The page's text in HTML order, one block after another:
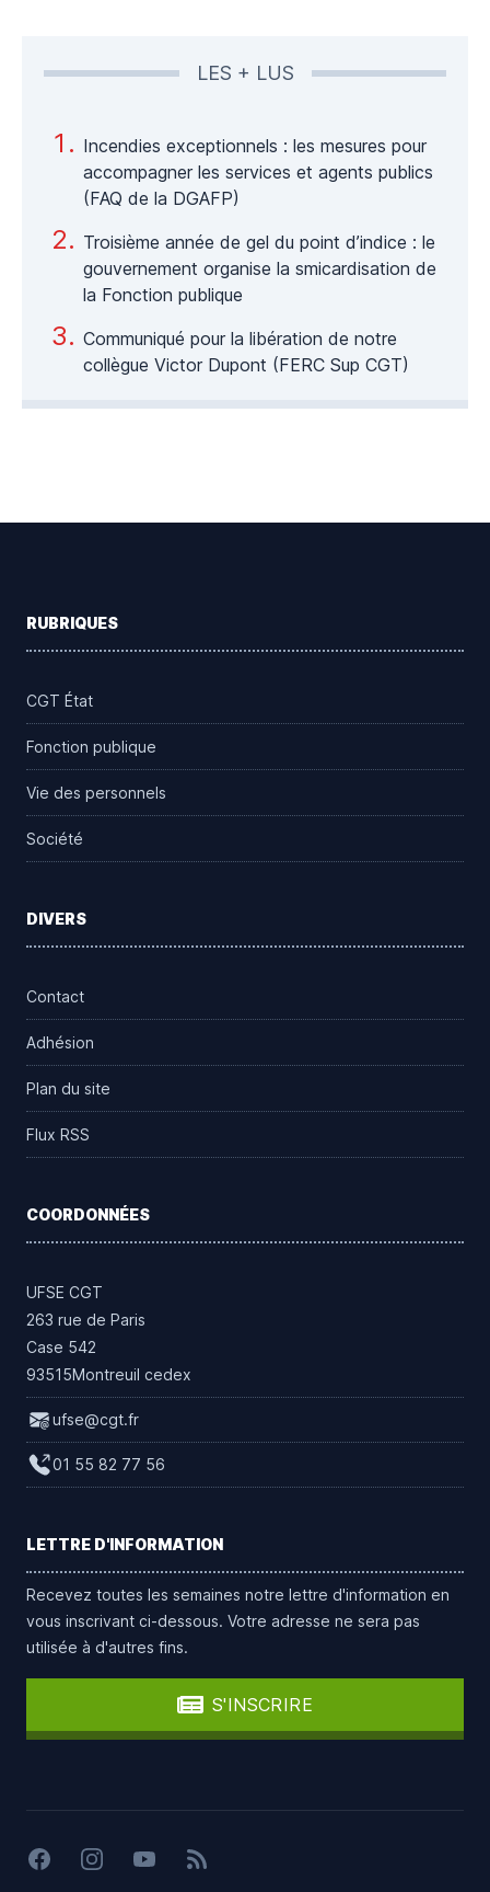
LES + LUS
Incendies exceptionnels : les mesures pour
accompagner les services et agents publics
(FAQ de la DGAFP)
Troisième année de gel du point d’indice : le
gouvernement organise la smicardisation de
la Fonction publique
Communiqué pour la libération de notre
collègue Victor Dupont (FERC Sup CGT)
RUBRIQUES
CGT État
Fonction publique
Vie des personnels
Société
DIVERS
Contact
Adhésion
Plan du site
Flux RSS
COORDONNÉES
UFSE CGT
263 rue de Paris
Case 542
93515Montreuil cedex
ufse@cgt.fr
01 55 82 77 56
LETTRE D'INFORMATION
Recevez toutes les semaines notre lettre d'information en
vous inscrivant ci-dessous. Votre adresse ne sera pas
utilisée à d'autres fins.
S'INSCRIRE
FacebookInstagramYouTubeFlux RSS